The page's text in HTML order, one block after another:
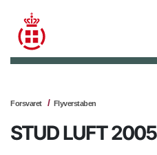
Forsvaret Flyverstaben
STUD LUFT 2005